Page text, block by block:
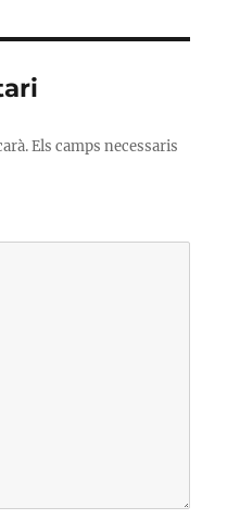
Els camps necessaris